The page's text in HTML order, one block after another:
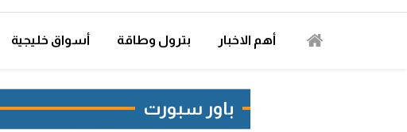
أهم الاخبار بترول وطاقة أسواق خليجية
باور سبورت